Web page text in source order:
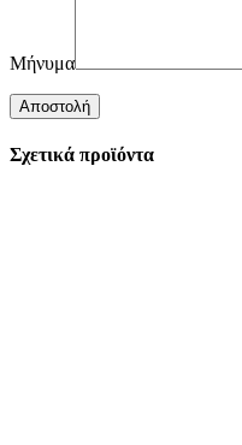
Μήνυμα
Σχετικά προϊόντα